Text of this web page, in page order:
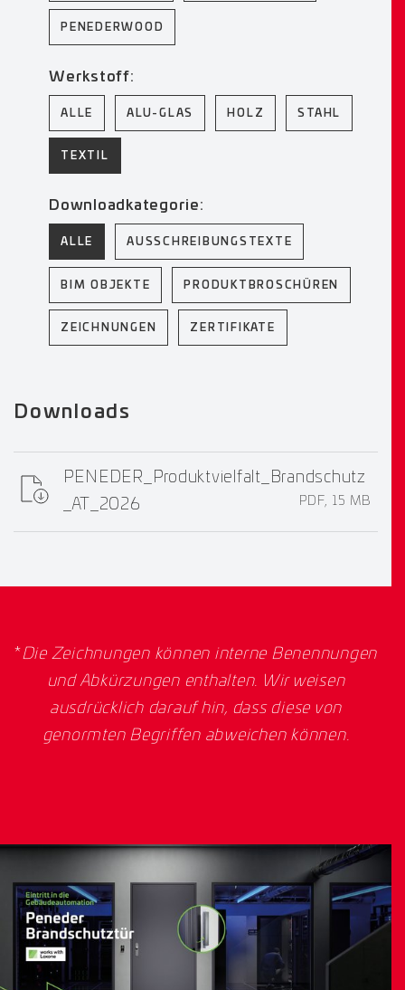
PENEDERWOOD
Werkstoff:
ALLE ALU-GLAS HOLZ STAHL
TEXTIL
Downloadkategorie:
ALLE AUSSCHREIBUNGSTEXTE
BIM OBJEKTE PRODUKTBROSCHÜREN
ZEICHNUNGEN ZERTIFIKATE
Downloads
PENEDER_Produktvielfalt_Brandschutz
_AT_2026
PDF, 15 MB
*Die Zeichnungen können interne Benennungen
und Abkürzungen enthalten. Wir weisen
ausdrücklich darauf hin, dass diese von
genormten Begriffen abweichen können.